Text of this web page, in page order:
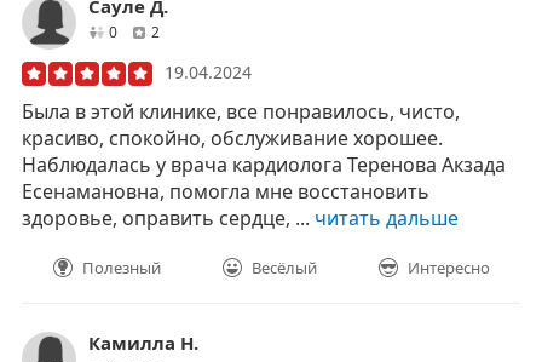
Сауле Д.
0друзей
2
19.04.2024
Была в этой клинике, все понравилось, чисто,
красиво, спокойно, обслуживание хорошее.
Наблюдалась у врача кардиолога Теренова Акзада
Есенамановна, помогла мне восстановить
здоровье, оправить сердце, ... читать дальше
Полезный Весёлый Интересно
Камилла Н.